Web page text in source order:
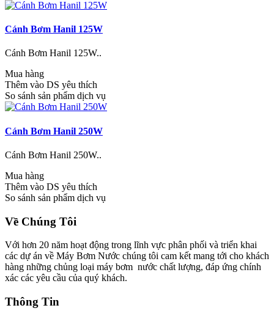
Cánh Bơm Hanil 125W
Cánh Bơm Hanil 125W..
Mua hàng
Thêm vào DS yêu thích
So sánh sản phẩm dịch vụ
Cánh Bơm Hanil 250W
Cánh Bơm Hanil 250W..
Mua hàng
Thêm vào DS yêu thích
So sánh sản phẩm dịch vụ
Về Chúng Tôi
Với hơn 20 năm hoạt động trong lĩnh vực phân phối và triển khai
các dự án về Máy Bơm Nước chúng tôi cam kết mang tới cho khách
hàng những chủng loại máy bơm nước chất lượng, đáp ứng chính
xác các yêu cầu của quý khách.
Thông Tin